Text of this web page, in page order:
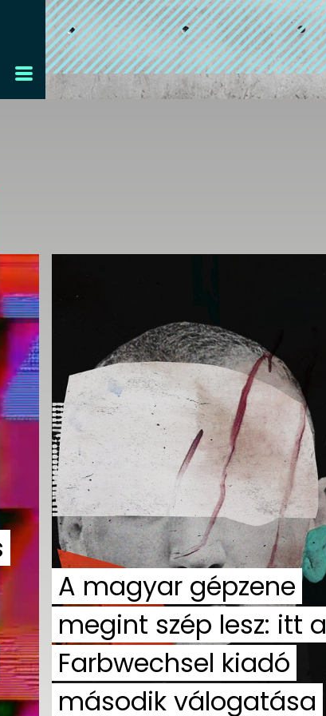
A magyar gépzene
megint szép lesz: itt a
Farbwechsel kiadó
második válogatása